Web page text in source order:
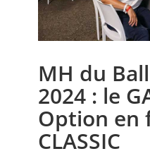
FOCUS
ANNUAIRES
PETITES ANNONCES
MH du
2024 : le
Option en
CLASSIC